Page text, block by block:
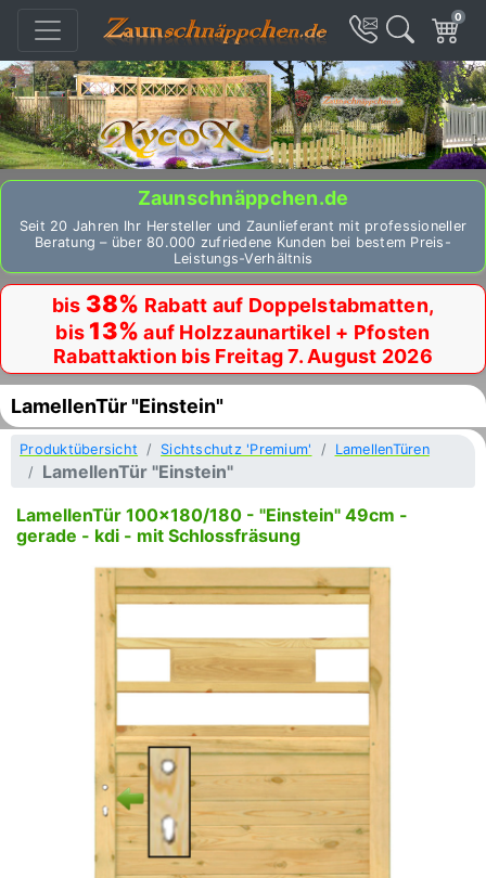
0
Zaunschnäppchen.de
Seit 20 Jahren Ihr Hersteller und Zaunlieferant mit professioneller
Beratung – über 80.000 zufriedene Kunden bei bestem Preis-
Leistungs-Verhältnis
bis 38% Rabatt auf Doppelstabmatten,
bis 13% auf Holzzaunartikel + Pfosten
Rabattaktion bis Freitag 7. August 2026
LamellenTür "Einstein"
Produktübersicht Sichtschutz 'Premium' LamellenTüren
LamellenTür "Einstein"
LamellenTür 100x180/180 - "Einstein" 49cm -
gerade - kdi - mit Schlossfräsung